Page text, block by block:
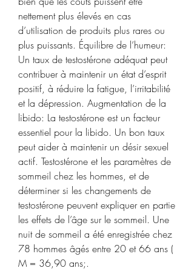
nettement plus élevés en cas
d’utilisation de produits plus rares ou
plus puissants. Équilibre de l’humeur:
Un taux de testostérone adéquat peut
contribuer à maintenir un état d’esprit
positif, à réduire la fatigue, l’irritabilité
et la dépression. Augmentation de la
libido: La testostérone est un facteur
essentiel pour la libido. Un bon taux
peut aider à maintenir un désir sexuel
actif. Testostérone et les paramètres de
sommeil chez les hommes, et de
déterminer si les changements de
testostérone peuvent expliquer en partie
les effets de l’âge sur le sommeil. Une
nuit de sommeil a été enregistrée chez
78 hommes âgés entre 20 et 66 ans (
M = 36,90 ans;.